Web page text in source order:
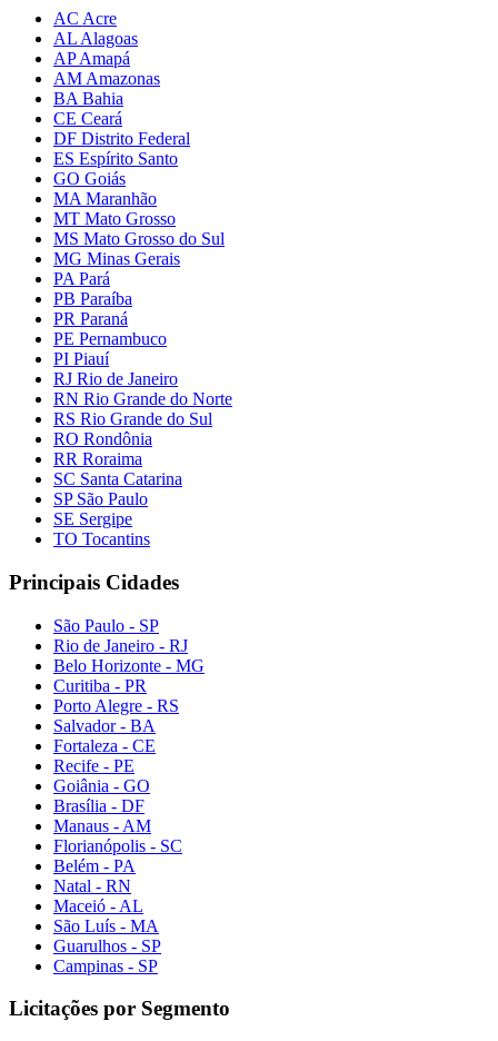
AC Acre
AL Alagoas
AP Amapá
AM Amazonas
BA Bahia
CE Ceará
DF Distrito Federal
ES Espírito Santo
GO Goiás
MA Maranhão
MT Mato Grosso
MS Mato Grosso do Sul
MG Minas Gerais
PA Pará
PB Paraíba
PR Paraná
PE Pernambuco
PI Piauí
RJ Rio de Janeiro
RN Rio Grande do Norte
RS Rio Grande do Sul
RO Rondônia
RR Roraima
SC Santa Catarina
SP São Paulo
SE Sergipe
TO Tocantins
Principais Cidades
São Paulo - SP
Rio de Janeiro - RJ
Belo Horizonte - MG
Curitiba - PR
Porto Alegre - RS
Salvador - BA
Fortaleza - CE
Recife - PE
Goiânia - GO
Brasília - DF
Manaus - AM
Florianópolis - SC
Belém - PA
Natal - RN
Maceió - AL
São Luís - MA
Guarulhos - SP
Campinas - SP
Licitações por Segmento